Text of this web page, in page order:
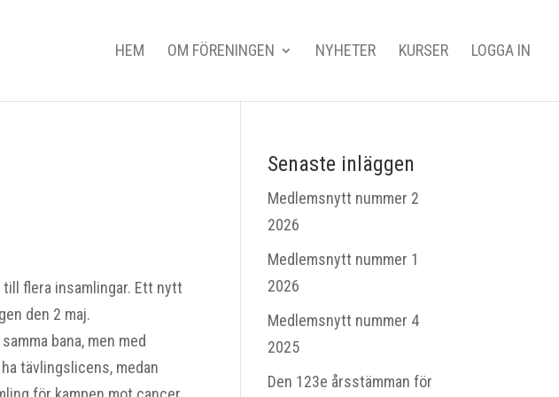
HEM OM FÖRENINGEN NYHETER KURSER LOGGA IN
till flera insamlingar. Ett nytt
den 2 maj.
bana, men med
tävlingslicens, medan
Senaste inläggen
Medlemsnytt nummer 2
2026
Medlemsnytt nummer 1
2026
Medlemsnytt nummer 4
2025
Den 123e årsstämman för